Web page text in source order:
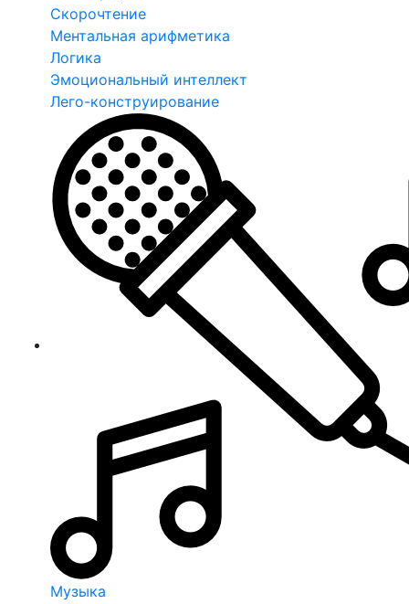
Скорочтение
Ментальная арифметика
Логика
Эмоциональный интеллект
Лего-конструирование
Музыка